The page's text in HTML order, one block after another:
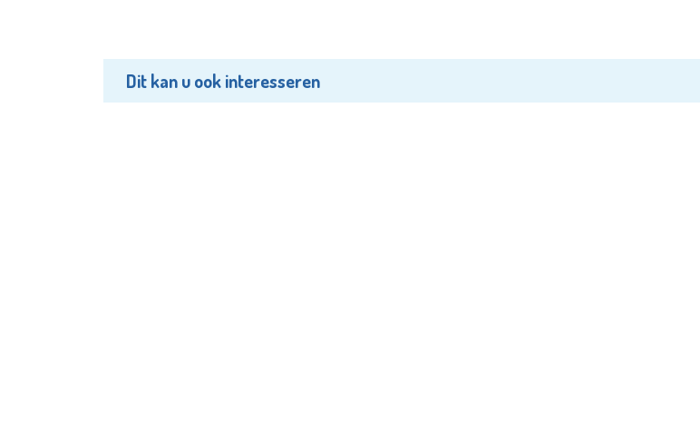
Dit kan u ook interesseren